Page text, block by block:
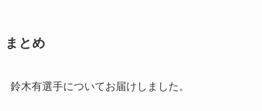
まとめ
鈴木有選手についてお届けしました。